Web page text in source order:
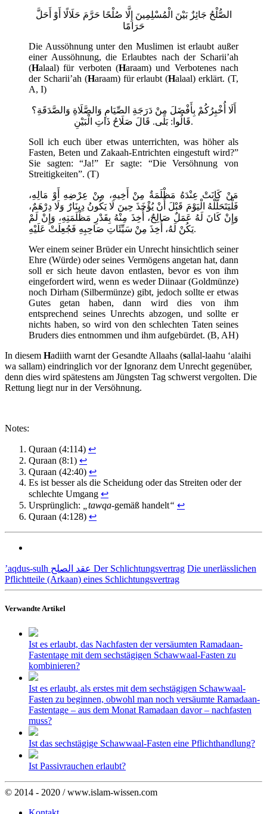
الصُّلْحُ جَائِزٌ بَيْنَ الْمُسْلِمِينَ إِلَّا صُلْحًا حَرَّمَ حَلَالًا أَوْ أَحَلَّ
حَرَامًا
Die Aussöhnung unter den Muslimen ist erlaubt außer
einer Aussöhnung, die Erlaubtes nach der Scharii’ah
(Halaal) für verboten (Haraam) und Verbotenes nach
der Scharii’ah (Haraam) für erlaubt (Halaal) erklärt. (T,
A, I)
أَلَا أُخْبِرُكُمْ بِأَفْضَلَ مِنْ دَرَجَةِ الصِّيَامِ وَالصَّلَاةِ وَالصَّدَقَةِ؟
قَالُوا: بَلَى. قَالَ صَلَاحُ ذَاتِ الْبَيْنِ.
Soll ich euch über etwas unterrichten, was höher als
Fasten, Beten und Zakaah-Entrichten eingestuft wird?”
Sie sagten: “Ja!” Er sagte: “Die Versöhnung von
Streitigkeiten”. (T)
مَنْ كَانَتْ عِنْدَهُ مَظْلَمَةٌ مِنْ أَخِيهِ، مِنْ عِرْضِهِ أَوْ مَالِهِ،
فَلْيَتَحَلَّلْهُ الْيَوْمَ قَبْلَ أَنْ يُؤْخَذَ حِينَ لَا يَكُونُ دِينَارٌ وَلَا دِرْهَمٌ،
وَإِنْ كَانَ لَهُ عَمَلٌ صَالِحٌ، أُخِذَ مِنْهُ بِقَدْرِ مَظْلَمَتِهِ، وَإِنْ لَمْ
يَكُنْ لَهُ، أُخِذَ مِنْ سَيِّئَاتِ صَاحِبِهِ فَجُعِلَتْ عَلَيْهِ.
Wer einem seiner Brüder ein Unrecht hinsichtlich seiner
Ehre (Würde) oder seines Vermögens angetan hat, dann
soll er sich heute davon entlasten, bevor es von ihm
eingefordert wird, wenn es weder Diinaar (Goldmünze)
noch Dirham (Silbermünze) gibt, jedoch sollte er etwas
Gutes getan haben, dann wird dies von ihm
entsprechend seines Unrechts abzogen, und sollte er
nichts haben, so wird von den schlechten Taten seines
Bruders dies entnommen und ihm aufgebürdet. (B, AH)
In diesem Hadiith warnt der Gesandte Allaahs (sallal-laahu ‘alaihi
wa sallam) eindringlich vor der Ignoranz dem Unrecht gegenüber,
denn dies wird spätestens am Jüngsten Tag schwerst vergolten. Die
Rettung liegt nur in der Versöhnung.
Notes:
Quraan (4:114) ↩
Quraan (8:1) ↩
Quraan (42:40) ↩
Es ist besser als die Scheidung oder das Streiten oder der
schlechte Umgang ↩
Ursprünglich:
„tawqa-gemäß handelt“ ↩
Quraan (4:128) ↩
’aqdus-sulh عقد الصلح Der Schlichtungsvertrag Die unerlässlichen
Pflichtteile (Arkaan) eines Schlichtungsvertrag
Verwandte Artikel
Ist es erlaubt, das Nachfasten der versäumten Ramadaan-
Fastentage mit dem sechstägigen Schawwaal-Fasten zu
kombinieren?
Ist es erlaubt, als erstes mit dem sechstägigen Schawwaal-
Fasten zu beginnen, obwohl man noch versäumte Ramadaan-
Fastentage – aus dem Monat Ramadaan davor – nachfasten
muss?
Ist das sechstägige Schawwaal-Fasten eine Pflichthandlung?
Ist Passivrauchen erlaubt?
© 2014 - 2020 / www.islam-wissen.com